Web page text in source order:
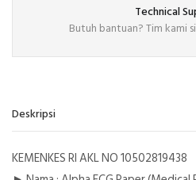
Technical
Butuh bantuan? Tim kami
Deskripsi
KEMENKES RI AKL NO 10502819438